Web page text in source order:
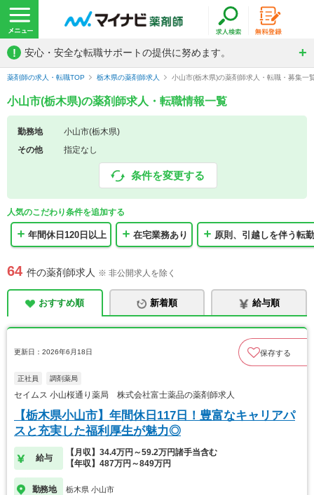
! 安心・安全な転職サポートの提供に努めます。
薬剤師の求人・転職TOP 栃木県の薬剤師求人 小山市(栃木県)の薬剤師求人・転職・募集一
小山市(栃木県)の薬剤師求人・転職情報一覧
勤務地
小山市(栃木県)
その他
指定なし
条件を変更する
人気のこだわり条件を追加する
年間休日120日以上 在宅業務あり 原則、引越しを伴う転
64 件の薬剤師求人 ※ 非公開求人を除く
おすすめ順 新着順 給与順
更新日：2026年6月18日 保存する
正社員 調剤薬局
セイムス 小山桜通り薬局 株式会社富士薬品の薬剤師求人
【栃木県小山市】年間休日117日！豊富なキャリアパ
スと充実した福利厚生が魅力◎
給与
【月収】34.4万円～59.2万円諸手当含む
【年収】487万円～849万円
勤務地 栃木県 小山市